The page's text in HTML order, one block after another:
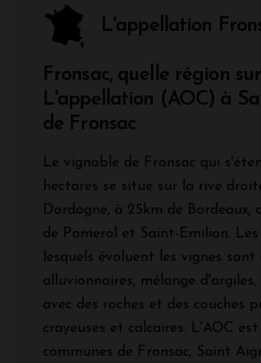
L'appellation
Fronsac, quelle région
L'appellation (AOC) à
de Fronsac
Le vignoble de Fronsac qui
hectares se situe sur la rive
Dordogne, à 25km de Bordeaux,
de Pomerol et Saint-Emilion. Les
lesquels évoluent les vignes sont
alluvionnaires, mélange d'argiles,
avec des roches et des couches
crayeuses et calcaires. L'AOC
communes de Fronsac, Saint